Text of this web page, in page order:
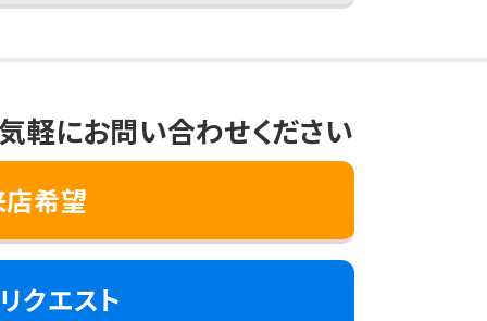
軽にお問い合わせください
希望
クエスト